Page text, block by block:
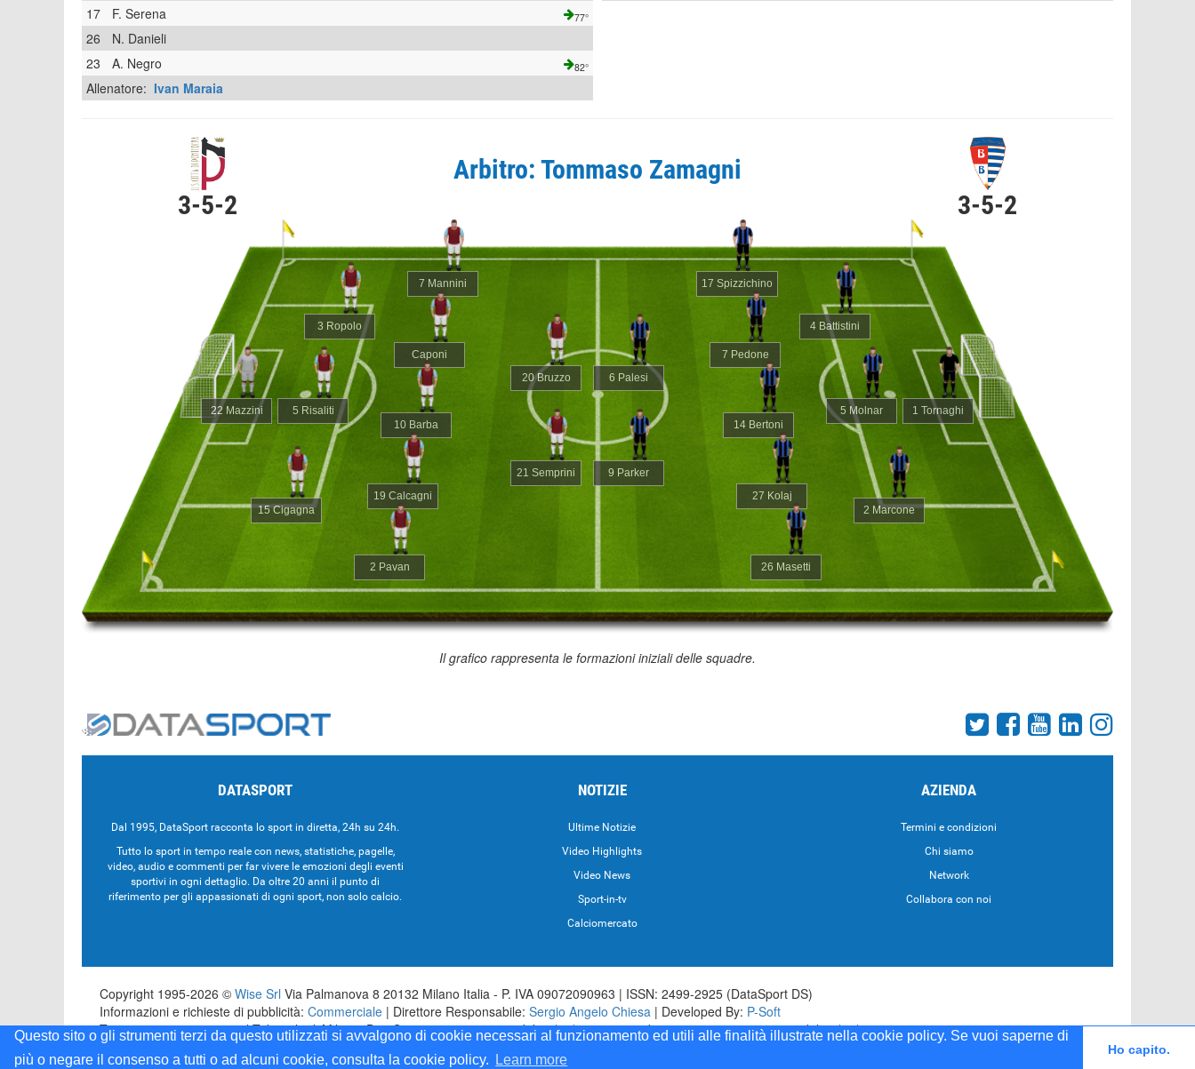
Questo sito o gli strumenti terzi da questo utilizzati si avvalgono di cookie necessari al funzionamento ed utili alle finalità illustrate nella cookie policy. Se vuoi saperne di
più o negare il consenso a tutti o ad alcuni cookie, consulta la cookie policy.
Learn more
Ho capito.
17 F. Serena 77°
26
N. Danieli
23
A. Negro 82°
Allenatore: Ivan Maraia
3-5-2
Arbitro: Tommaso Zamagni
3-5-2
22 Mazzini 1 Tornaghi
15 Cigagna
4 Battistini
5 Risaliti 5 Molnar
3 Ropolo
2 Marcone
2 Pavan
17 Spizzichino
19 Calcagni
7 Pedone
10 Barba 14 Bertoni
Caponi
27 Kolaj
7 Mannini
26 Masetti
21 Semprini
6 Palesi
20 Bruzzo
9 Parker
Il grafico rappresenta le formazioni iniziali delle squadre.
DATASPORT
Dal 1995, DataSport racconta lo sport in diretta, 24h su 24h.
Tutto lo sport in tempo reale con news, statistiche, pagelle,
video, audio e commenti per far vivere le emozioni degli eventi
sportivi in ogni dettaglio. Da oltre 20 anni il punto di
riferimento per gli appassionati di ogni sport, non solo calcio.
NOTIZIE
Ultime Notizie
Video Highlights
Video News
Sport-in-tv
Calciomercato
AZIENDA
Termini e condizioni
Chi siamo
Network
Collabora con noi
Copyright 1995-2026 © Wise Srl Via Palmanova 8 20132 Milano Italia - P. IVA 09072090963 | ISSN: 2499-2925 (DataSport DS)
Informazioni e richieste di pubblicità: Commerciale | Direttore Responsabile: Sergio Angelo Chiesa | Developed By: P-Soft
Testata registrata presso il Tribunale di Milano: DataSport iscrizione n.173 del 30/03/1985 - www.datasport.it iscrizione n.255 del 20/04/2001